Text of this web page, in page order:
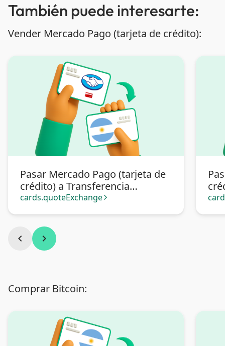
También puede interesarte:
Vender Mercado Pago (tarjeta de crédito):
Pasar Mercado Pago (tarjeta de
crédito) a Transferencia
bancaria Argentina
cards.quoteExchange arrow_forward_ios
chevron_left chevron_right
Comprar Bitcoin: